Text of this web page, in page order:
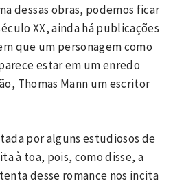
dessas obras, podemos ficar
XX, ainda há publicações
que um personagem como
estar em um enredo
Thomas Mann um escritor
por alguns estudiosos de
à toa, pois, como disse, a
desse romance nos incita